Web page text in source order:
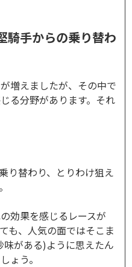
騎手からの乗り替わ
増えましたが、その中で
る分野があります。それ
り替わり、とりわけ狙え
効果を感じるレースが
も、人気の面ではそこま
がある)ように思えたん
ょう。